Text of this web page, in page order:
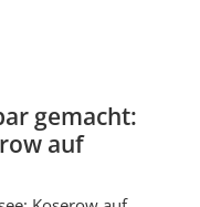
gemacht:
auf